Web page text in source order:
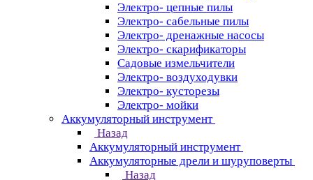
Электро- цепные пилы
Электро- сабельные пилы
Электро- дренажные насосы
Электро- скарификаторы
Садовые измельчители
Электро- воздуходувки
Электро- кусторезы
Электро- мойки
Аккумуляторный инструмент
Назад
Аккумуляторный инструмент
Аккумуляторные дрели и шуруповерты
Назад